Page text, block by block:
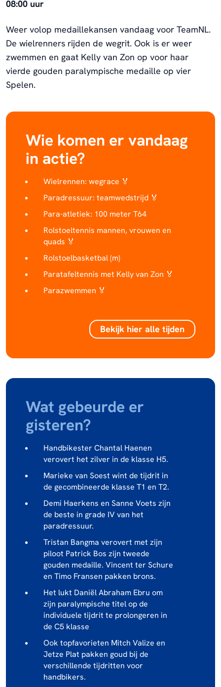
08:00 uur
Weer volop medaillekansen vandaag voor TeamNL.
De wielrenners rijden de wegrit. Ook is er weer
zwemmen en gaat Kelly van Zon op voor haar
vierde gouden paralympische medaille op vier
Spelen.
Wie komen er vandaag
in actie?
Wielrennen: wegrace 🏅
Paradressuur: teamwedstrijd 🏅
Para-atletiek: 100 meter T64
Rolstoeltennis mannen, vrouwen en
quads 🏅
Rolstoelbasketbal (m)
Paratafeltennis met Kelly van Zon 🏅
Parazwemmen 🏅
Bekijk hier alle tijden
Wat gebeurde er
gisteren?
Handbikester Chantal Haenen
verovert het zilver in de klasse H5.
Marieke van Soest wint de tijdrit in
de gecombineerde klasse T1 en T2.
Demi Haerkens en Sanne Voets zijn
de beste in grade IV van het
paradressuur.
Tristan Bangma verovert met zijn
piloot Patrick Bos zijn tweede
gouden medaille. Vincent ter Schure
en Timo Fransen pakken brons.
Het lukt Daniël Abraham Ebru om
zijn paralympische titel op de
individuele tijdrit te prolongeren in
de C5 klasse
Ook topfavorieten Mitch Valize en
Jetze Plat pakken goud bij de
verschillende tijdritten voor
handbikers.